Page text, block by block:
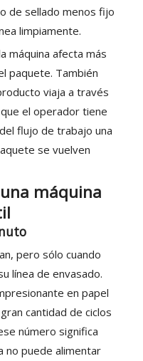
de sellado menos fijo
limpiamente.
máquina afecta más
paquete. También
viaja a través
el operador tiene
flujo de trabajo una
se vuelven
máquina
pero sólo cuando
línea de envasado.
en papel
cantidad de ciclos
número significa
no puede alimentar